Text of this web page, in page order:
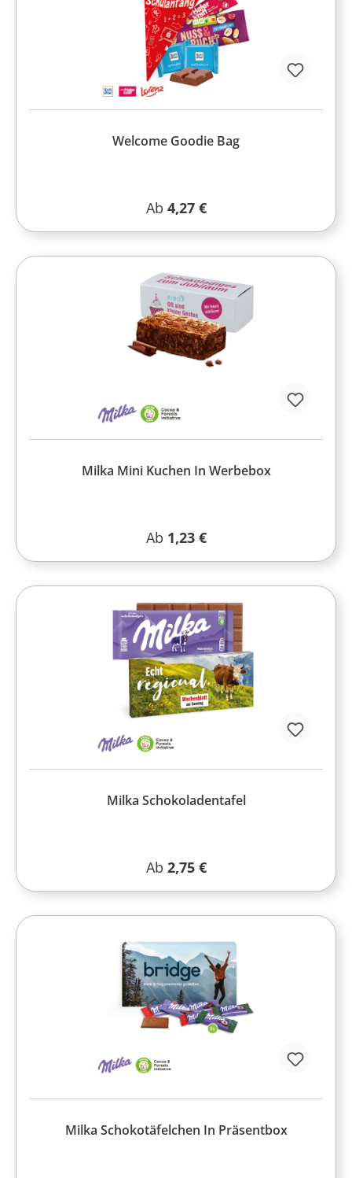
Welcome Goodie Bag
Regulärer Preis:
Ab 4,27 €
Milka Mini Kuchen In Werbebox
Regulärer Preis:
Ab 1,23 €
Milka Schokoladentafel
Regulärer Preis:
Ab 2,75 €
Milka Schokotäfelchen In Präsentbox